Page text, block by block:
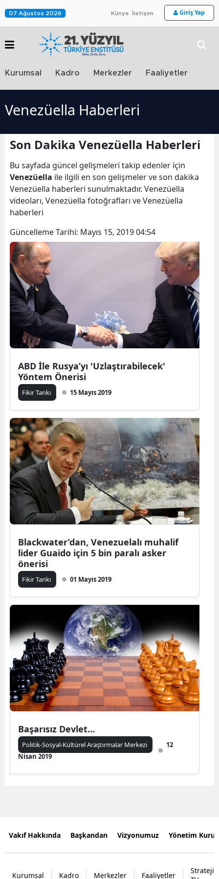
07 Ağustos 2026 Künye İletişim Giriş Yap
Kurumsal Kadro Merkezler Faaliyetler
Venezüella Haberleri
Son Dakika Venezüella Haberleri
Bu sayfada güncel gelişmeleri takip edenler için
Venezüella ile ilgili en son gelişmeler ve son dakika
Venezüella haberleri sunulmaktadır. Venezüella
videoları, Venezüella fotoğrafları ve Venezüella
haberleri
Güncelleme Tarihi: Mayıs 15, 2019 04:54
ABD İle Rusya’yı 'Uzlaştırabilecek'
Yöntem Önerisi
Fikir Tankı 15 Mayıs 2019
Blackwater’dan, Venezuelalı muhalif
lider Guaido için 5 bin paralı asker
önerisi
Fikir Tankı 01 Mayıs 2019
Başarısız Devlet...
Politik-Sosyal-Kültürel Araştırmalar Merkezi
12
Nisan 2019
Vakıf Hakkında Başkandan Vizyonumuz Yönetim
Kurumsal Kadro Merkezler Faaliyetler
Strateji